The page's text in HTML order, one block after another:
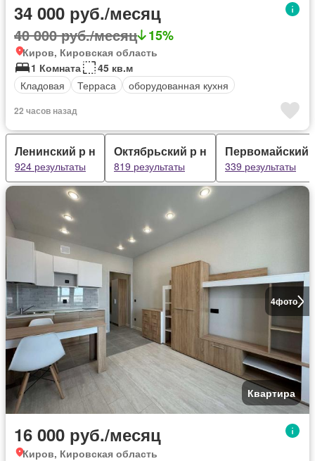
34 000 руб./месяц
40 000 руб./месяц 15%
Киров, Кировская область
1 Комната
45 кв.м
Кладовая
Терраса оборудованная кухня
22 часов назад
Ленинский р н
924 результаты
Октябрьский р н
819 результаты
Первомайский
339 результаты
4фото
Квартира
16 000 руб./месяц
Киров, Кировская область